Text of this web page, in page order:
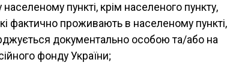
пункті, крім населеного пункту,
фактично проживають в населеному пункті,
документально особою та/або на
фонду України;